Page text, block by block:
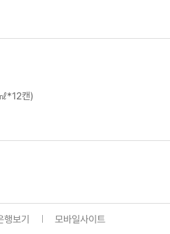
*12캔)
행보기 모바일사이트